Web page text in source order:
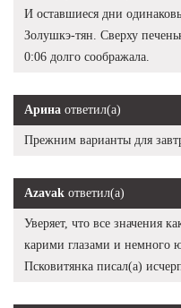
И оставшиеся дни
Золушкэ-тян. Сверху
0:06 долго соображала.
Арина ответил(а)
Прежним варианты для
Azavak ответил(а)
Уверяет, что все значения
карими глазами и немного
Псковитянка писал(а)